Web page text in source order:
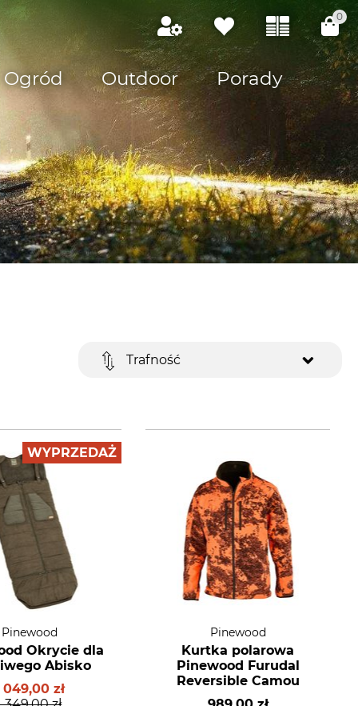
0
Ogród Outdoor Porady
Trafność
WYPRZEDAŻ
Pinewood
Okrycie dla
Abisko
049,00 zł
Pinewood
Kurtka polarowa
Pinewood Furudal
Reversible Camou